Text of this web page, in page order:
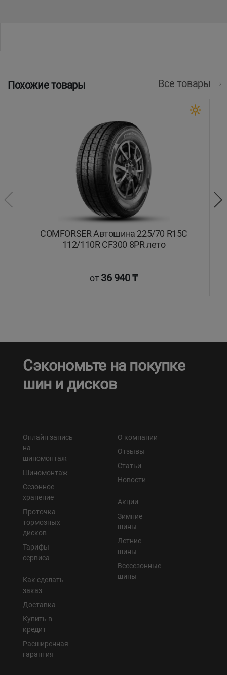
Похожие товары Все товары
COMFORSER Автошина 225/70 R15C
112/110R CF300 8PR лето
от36 940 ₸
Сэкономьте на покупке
шин и дисков
Онлайн запись
на
шиномонтаж
Шиномонтаж
Сезонное
хранение
Проточка
тормозных
дисков
Тарифы
сервиса
Как сделать
заказ
Доставка
Купить в
кредит
Расширенная
гарантия
О компании
Отзывы
Статьи
Новости
Акции
Зимние
шины
Летние
шины
Всесезонные
шины